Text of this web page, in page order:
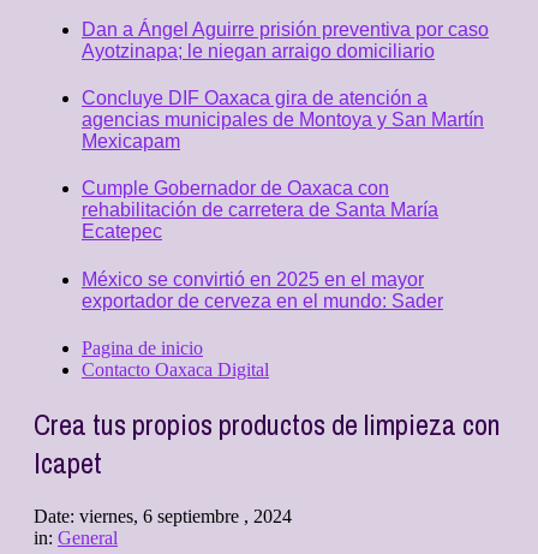
Dan a Ángel Aguirre prisión preventiva por caso
Ayotzinapa; le niegan arraigo domiciliario
Concluye DIF Oaxaca gira de atención a
agencias municipales de Montoya y San Martín
Mexicapam
Cumple Gobernador de Oaxaca con
rehabilitación de carretera de Santa María
Ecatepec
México se convirtió en 2025 en el mayor
exportador de cerveza en el mundo: Sader
Pagina de inicio
Contacto Oaxaca Digital
Crea tus propios productos de limpieza con
Icapet
Date: viernes, 6 septiembre , 2024
in: General